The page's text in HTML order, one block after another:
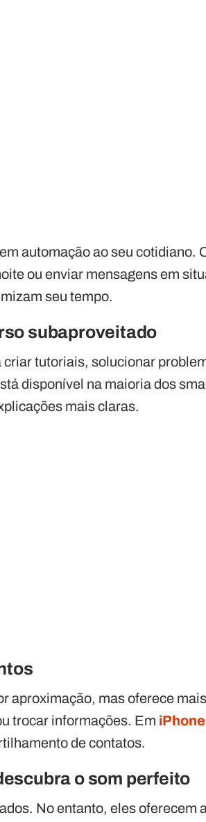
automação ao seu cotidiano.
ou enviar mensagens em
seu tempo.
subaproveitado
tutoriais, solucionar
disponível na maioria dos
mais claras.
aproximação, mas oferece
trocar informações. Em
de contatos.
o som perfeito
No entanto, eles oferecem